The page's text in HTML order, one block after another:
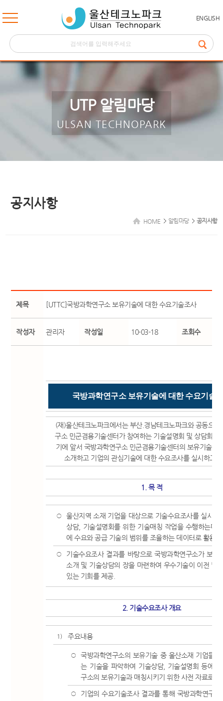
ENGLISH
UTP 알림마당
ULSAN TECHNOPARK
공지사항
HOME 알림마당 공지사항
제목 [UTTC]국방과학연구소 보유기술에 대한 수요기술조사
작성자 관리자 작성일 10-03-18 조회수
국방과학연구소 보유기술에 대한 수요기술
(재)울산테크노파크에서는 부산.경남테크노파크와 공동으로
구소 민군겸용기술센터가 참여하는 기술설명회 및 상담회 자
기에 앞서 국방과학연구소 민군겸용기술센터의 보유기술을
소개하고 기업의 관심기술에 대한 수요조사를 실시하고
1. 목 적
○
울산지역 소재 기업을 대상으로 기술수요조사를 실시함
상담, 기술설명회를 위한 기술매칭 작업을 수행하는데
에 수요와 공급 기술의 범위를 조율하는 데이터로 활용
○
기술수요조사 결과를 바탕으로 국방과학연구소가 보유
소개 및 기술상담의 장을 마련하여 우수기술이 이전 및
있는 기회를 제공.
2. 기술수요조사 개요
1) 주요내용
○
국방과학연구소의 보유기술 중 울산소재 기업들이
는 기술을 파악하여 기술상담, 기술설명회 등에
구소의 보유기술과 매칭시키기 위한 사전 자료로
○
기업의 수요기술조사 결과를 통해 국방과학연구